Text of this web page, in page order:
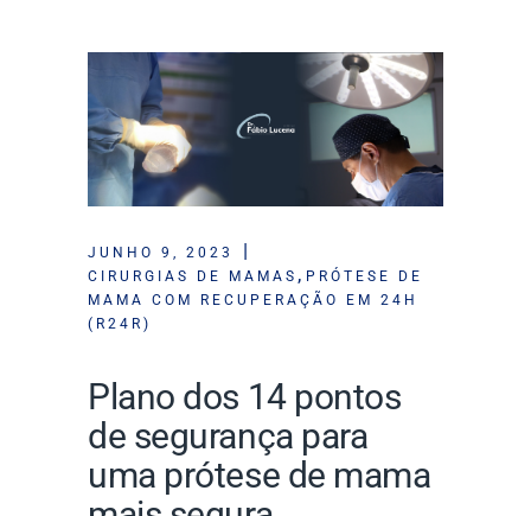
JUNHO 9, 2023
CIRURGIAS DE MAMAS , PRÓTESE DE
MAMA COM RECUPERAÇÃO EM 24H
(R24R)
Plano dos 14 pontos
de segurança para
uma prótese de mama